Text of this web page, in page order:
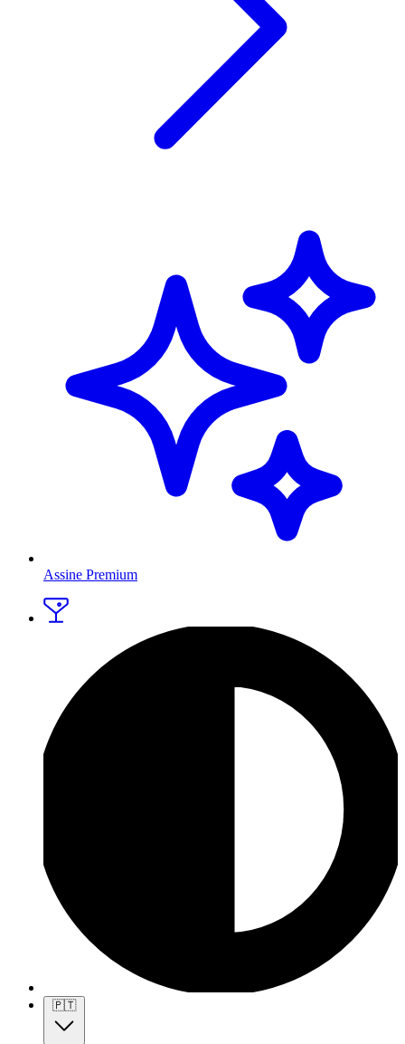
Assine Premium
🇵🇹